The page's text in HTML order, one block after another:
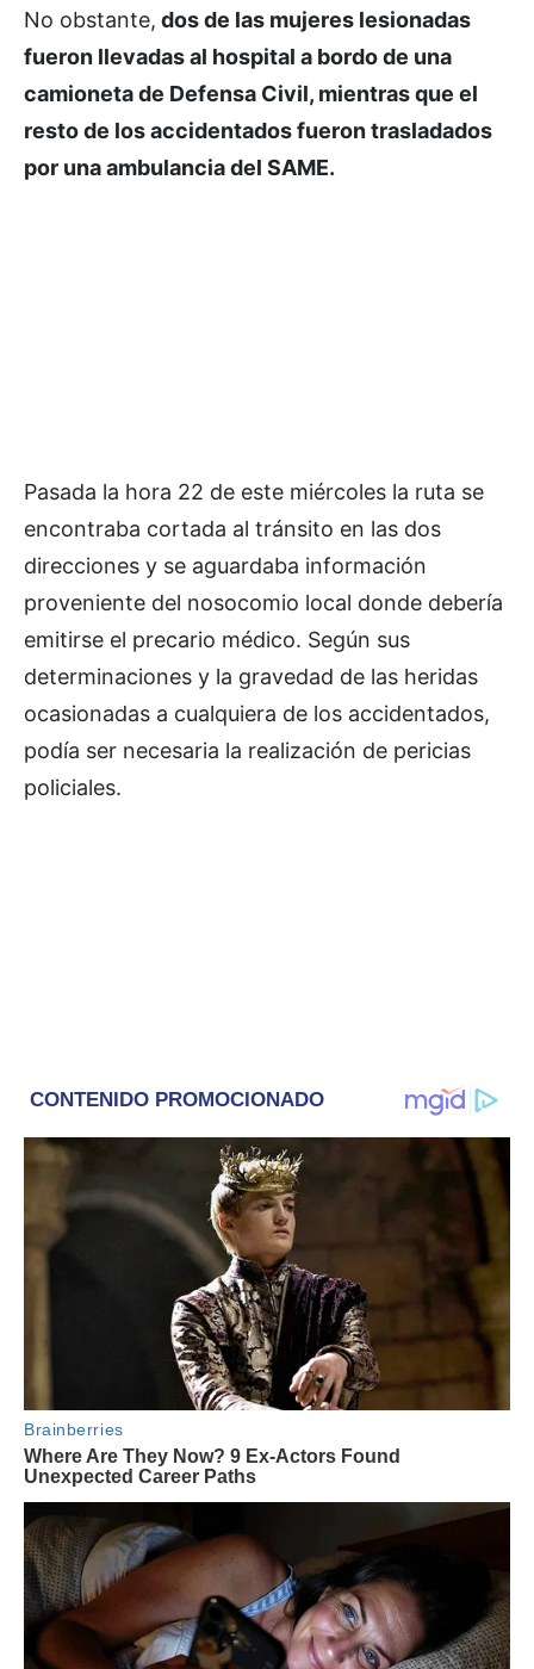
No obstante, dos de las mujeres lesionadas
fueron llevadas al hospital a bordo de una
camioneta de Defensa Civil, mientras que el
resto de los accidentados fueron trasladados
por una ambulancia del SAME.
Pasada la hora 22 de este miércoles la ruta se
encontraba cortada al tránsito en las dos
direcciones y se aguardaba información
proveniente del nosocomio local donde debería
emitirse el precario médico. Según sus
determinaciones y la gravedad de las heridas
ocasionadas a cualquiera de los accidentados,
podía ser necesaria la realización de pericias
policiales.